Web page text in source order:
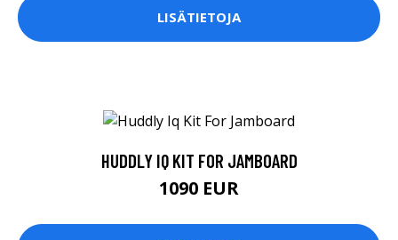
LISÄTIETOJA
HUDDLY IQ KIT FOR JAMBOARD
1090 EUR